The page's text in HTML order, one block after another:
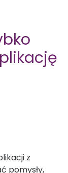
z
pomysły,